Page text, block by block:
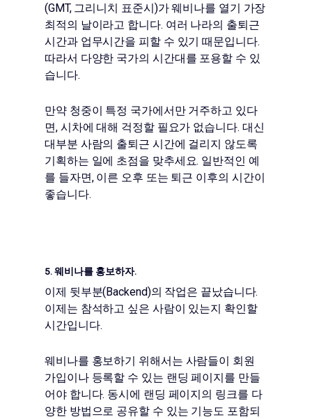
(GMT, 그리니치 표준시)가 웨비나를 열기 가장
최적의 날이라고 합니다. 여러 나라의 출퇴근
시간과 업무시간을 피할 수 있기 때문입니다.
따라서 다양한 국가의 시간대를 포용할 수 있
습니다.
만약 청중이 특정 국가에서만 거주하고 있다
면, 시차에 대해 걱정할 필요가 없습니다. 대신
대부분 사람의 출퇴근 시간에 걸리지 않도록
기획하는 일에 초점을 맞추세요. 일반적인 예
를 들자면, 이른 오후 또는 퇴근 이후의 시간이
좋습니다.
5. 웨비나를 홍보하자.
이제 뒷부분(Backend)의 작업은 끝났습니다.
이제는 참석하고 싶은 사람이 있는지 확인할
시간입니다.
웨비나를 홍보하기 위해서는 사람들이 회원
가입이나 등록할 수 있는 랜딩 페이지를 만들
어야 합니다. 동시에 랜딩 페이지의 링크를 다
양한 방법으로 공유할 수 있는 기능도 포함되